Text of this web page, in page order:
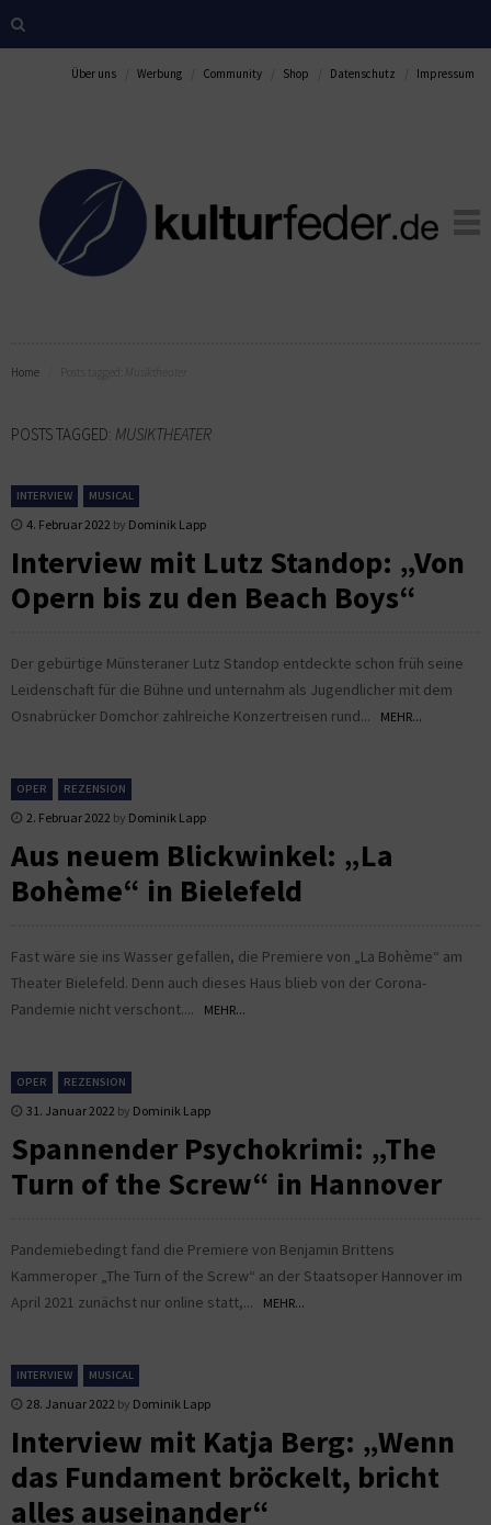
Über uns Werbung Community Shop Datenschutz Impressum
Home
POSTS TAGGED: MUSIKTHEATER
INTERVIEW MUSICAL
4. Februar 2022 by Dominik Lapp
Interview mit Lutz Standop: „Von
Opern bis zu den Beach Boys“
Der gebürtige Münsteraner Lutz Standop entdeckte schon früh seine
Leidenschaft für die Bühne und unternahm als Jugendlicher mit dem
Osnabrücker Domchor zahlreiche Konzertreisen rund...
MEHR...
OPER REZENSION
2. Februar 2022 by Dominik Lapp
Aus neuem Blickwinkel: „La
Bohème“ in Bielefeld
Fast wäre sie ins Wasser gefallen, die Premiere von „La Bohème“ am
Theater Bielefeld. Denn auch dieses Haus blieb von der Corona-
Pandemie nicht verschont....
MEHR...
OPER REZENSION
31. Januar 2022 by Dominik Lapp
Spannender Psychokrimi: „The
Turn of the Screw“ in Hannover
Pandemiebedingt fand die Premiere von Benjamin Brittens
Kammeroper „The Turn of the Screw“ an der Staatsoper Hannover im
April 2021 zunächst nur online statt,...
MEHR...
INTERVIEW MUSICAL
28. Januar 2022 by Dominik Lapp
Interview mit Katja Berg: „Wenn
das Fundament bröckelt, bricht
alles auseinander“